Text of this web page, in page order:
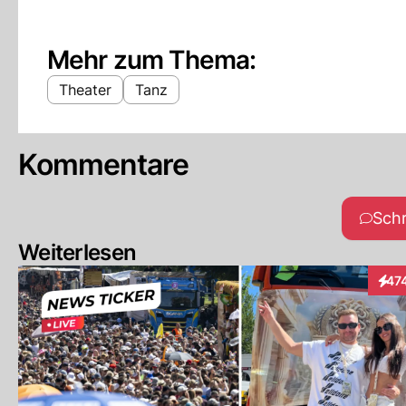
Mehr zum Thema:
Theater Tanz
Kommentare
Weiterlesen